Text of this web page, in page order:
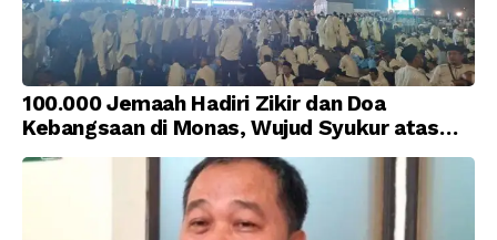
100.000 Jemaah Hadiri Zikir dan Doa
Kebangsaan di Monas, Wujud Syukur atas
Kemerdekaan Indonesia